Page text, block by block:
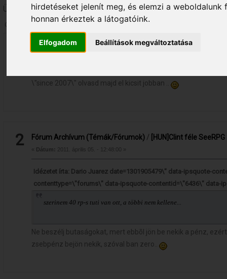
hirdetéseket jelenít meg, és elemzi a
honnan érkeztek a látogatóink.
Elfogadom Beállítások megváltoztatása
Üzenetek - SteVeN
Oldalak: [ 2 ...
/ DBK | Dark Bloody Killers | since 2007
\"since 2007\" olvasd majd el kicsit jobban ..
2 Fórum Archívum (Témák/Fórumok) / [HUN]Clint féle
« Dátum: 2011. április 05. - 12:48:00 »
Idézetet írta: Dario Juarez date=1301905479\" data-ipsquote-
contenttype=\"forums\" data-ipsquote-contentid=\"6436\" data-
szerinem 40 rp-s tuti van ott, a többi nem kellene...
Ne beszélj butaságokat, mert ebbõl jön be nekik a pénz,
zsebpénz bejön nekik, szóval ban zero..